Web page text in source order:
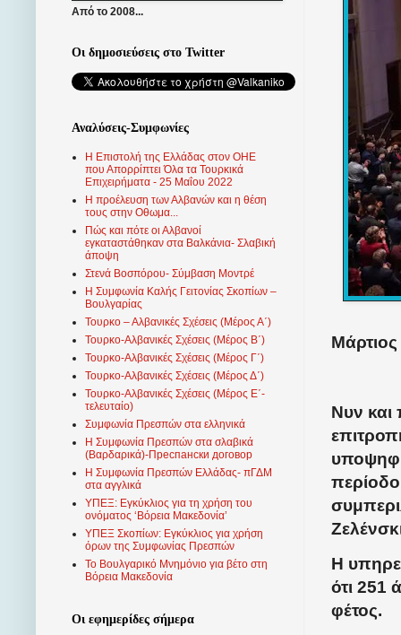
Νυν και
Η
ότι 251
φέτος.
Από το 2008...
Οι δημοσιεύσεις στο Twitter
Αναλύσεις-Συμφωνίες
Η Επιστολή της Ελλάδας στον ΟΗΕ
που Απορρίπτει Όλα τα Τουρκικά
Επιχειρήματα - 25 Μαΐου 2022
Η προέλευση των Αλβανών και η θέση
τους στην Οθωμα...
Πώς και πότε οι Αλβανοί
εγκαταστάθηκαν στα Βαλκάνια- Σλαβική
άποψη
Στενά Βοσπόρου- Σύμβαση Μοντρέ
Η Συμφωνία Καλής Γειτονίας Σκοπίων –
Βουλγαρίας
Τουρκο – Αλβανικές Σχέσεις (Mέρος Α΄)
Τουρκο-Αλβανικές Σχέσεις (Μέρος Β΄)
Τουρκο-Αλβανικές Σχέσεις (Μέρος Γ΄)
Τουρκο-Αλβανικές Σχέσεις (Μέρος Δ΄)
Τουρκο-Αλβανικές Σχέσεις (Μέρος Ε΄-
τελευταίο)
Συμφωνία Πρεσπών στα ελληνικά
Η Συμφωνία Πρεσπών στα σλαβικά
(Βαρδαρικά)-Преспански договор
Η Συμφωνία Πρεσπών Ελλάδας- πΓΔΜ
στα αγγλικά
ΥΠΕΞ: Εγκύκλιος για τη χρήση του
ονόματος ‘Βόρεια Μακεδονία’
ΥΠΕΞ Σκοπίων: Εγκύκλιος για χρήση
όρων της Συμφωνίας Πρεσπών
Το Βουλγαρικό Μνημόνιο για βέτο στη
Βόρεια Μακεδονία
Οι εφημερίδες σήμερα